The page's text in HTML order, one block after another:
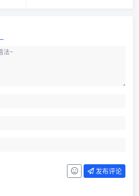
发布评论